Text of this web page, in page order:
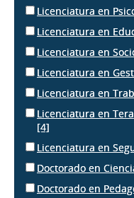
Licenciatura en
Licenciatura en
Licenciatura en
Licenciatura en
Licenciatura en
Licenciatura en
[4]
Licenciatura en
Doctorado en
Doctorado en